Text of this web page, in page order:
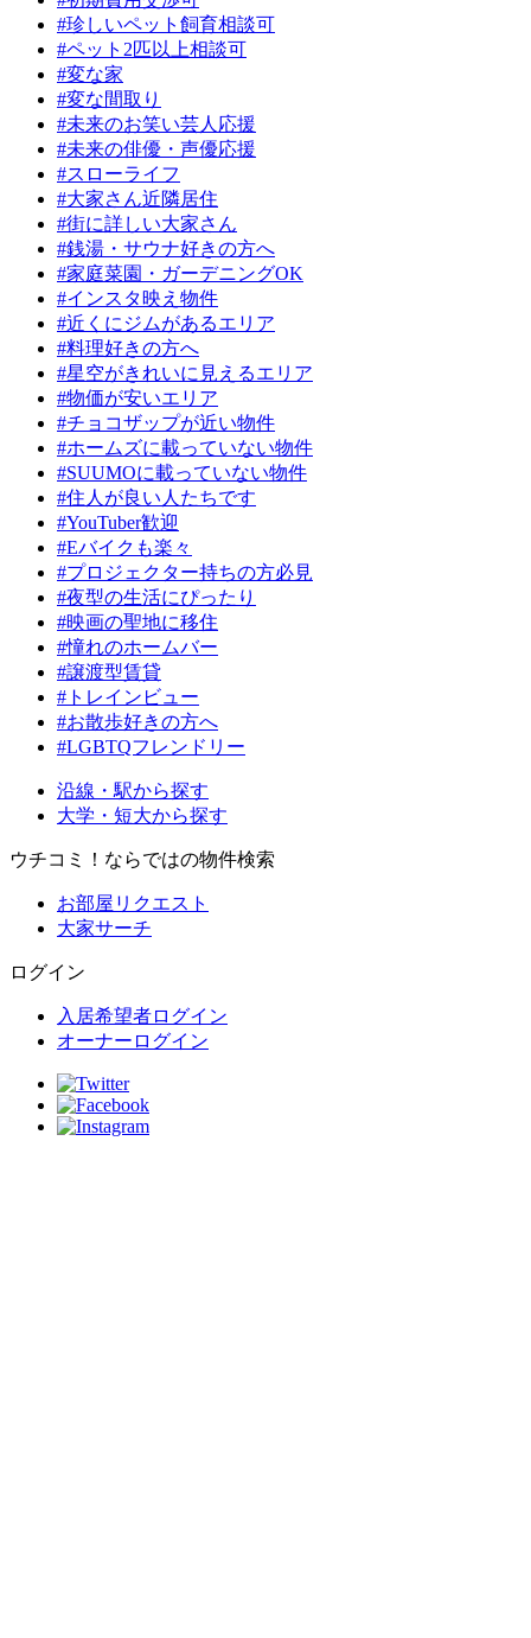
#珍しいペット飼育相談可
#ペット2匹以上相談可
#変な家
#変な間取り
#未来のお笑い芸人応援
#未来の俳優・声優応援
#スローライフ
#大家さん近隣居住
#街に詳しい大家さん
#銭湯・サウナ好きの方へ
#家庭菜園・ガーデニングOK
#インスタ映え物件
#近くにジムがあるエリア
#料理好きの方へ
#星空がきれいに見えるエリア
#物価が安いエリア
#チョコザップが近い物件
#ホームズに載っていない物件
#SUUMOに載っていない物件
#住人が良い人たちです
#YouTuber歓迎
#Eバイクも楽々
#プロジェクター持ちの方必見
#夜型の生活にぴったり
#映画の聖地に移住
#憧れのホームバー
#譲渡型賃貸
#トレインビュー
#お散歩好きの方へ
#LGBTQフレンドリー
沿線・駅から探す
大学・短大から探す
ウチコミ！ならではの物件検索
お部屋リクエスト
大家サーチ
ログイン
入居希望者ログイン
オーナーログイン